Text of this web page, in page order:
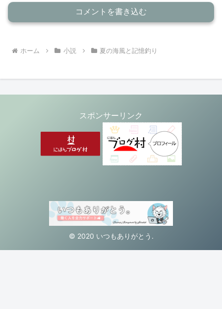
コメントを書き込む
ホーム 小説 夏の海風と記憶釣り
スポンサーリンク
© 2020 いつもありがとう.